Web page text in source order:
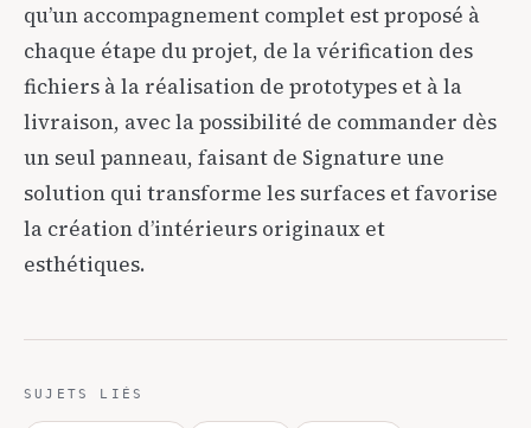
qu’un accompagnement complet est proposé à
chaque étape du projet, de la vérification des
fichiers à la réalisation de prototypes et à la
livraison, avec la possibilité de commander dès
un seul panneau, faisant de Signature une
solution qui transforme les surfaces et favorise
la création d’intérieurs originaux et
esthétiques.
SUJETS LIÉS